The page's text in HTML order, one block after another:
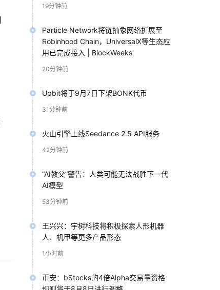
19分钟前
Particle Network将链抽象网络扩展至
Robinhood Chain，UniversalX等生态应
用已完成接入 | BlockWeeks
20分钟前
Upbit将于9月7日下架BONK代币
31分钟前
火山引擎上线Seedance 2.5 API服务
42分钟前
“AI教父”警告：人类可能无法战胜下一代
AI模型
53分钟前
王兴兴：宇树科技将积极探索人形机器
人、机甲等更多产品形态
1小时前
币安：bStocks的4倍Alpha交易量资格